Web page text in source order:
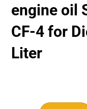
engine oil
CF-4 for
Liter